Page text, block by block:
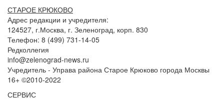
СТАРОЕ КРЮКОВО
Адрес редакции и учредителя:
124527, г.Москва, г. Зеленоград, корп. 830
Телефон: 8 (499) 731-14-05
Редколлегия
info@zelenograd-news.ru
Учредитель - Управа района Старое Крюково города Москвы
16+ ©2010-2022
СЕРВИС